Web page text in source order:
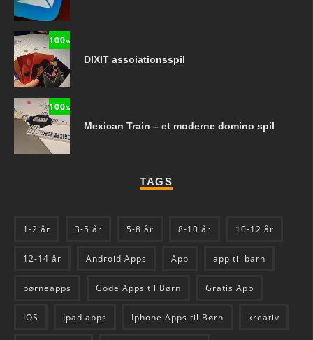
100%
DIXIT assoiationsspil
100%
Mexican Train – et moderne domino spil
TAGS
1-2 år 3-5 år 5-8 år 8-10 år 10-12 år
12-14 år Android Apps App app til barn
børneapps Gode Apps til Børn Gratis App
IOS Ipad apps Iphone Apps til Børn kreativ